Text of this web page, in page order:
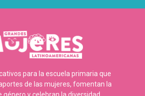
para la escuela primaria que
de las mujeres, fomentan la
género y celebran la diversidad.